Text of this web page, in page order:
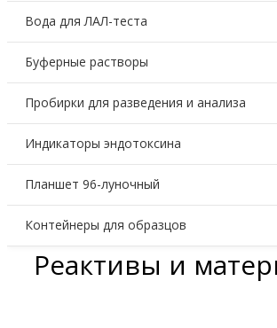
Вода для ЛАЛ-теста
Буферные растворы
Пробирки для разведения и анализа
Индикаторы эндотоксина
Планшет 96-луночный
Контейнеры для образцов
Реактивы и